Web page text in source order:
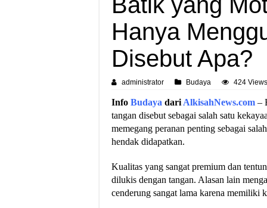
Hanya
Disebut Apa?
administrator Budaya 424 Views
Info Budaya dari AlkisahNews.com –
tangan disebut sebagai salah satu
memegang peranan penting sebagai
hendak didapatkan.
Kualitas yang sangat premium dan
dilukis dengan tangan. Alasan lain
cenderung sangat lama karena memiliki